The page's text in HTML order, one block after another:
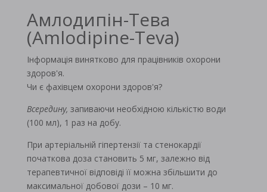
Амлодипін-Тева
(Amlodipine-Teva)
Інформація винятково для працівників охорони
здоров'я.
Чи є фахівцем охорони здоров'я?
Всередину, запиваючи необхідною кількістю води
(100 мл), 1 раз на добу.
При артеріальній гіпертензії та стенокардії
початкова доза становить 5 мг, залежно від
терапевтичної відповіді її можна збільшити до
максимальної добової дози – 10 мг.